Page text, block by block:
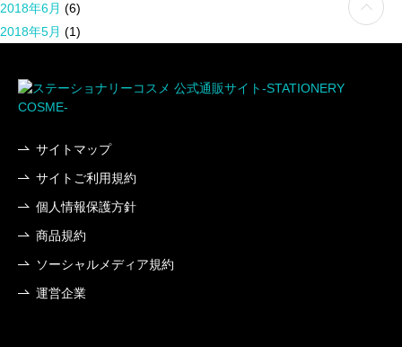
2018年6月 (6)
2018年5月 (1)
サイトマップ
サイトご利用規約
個人情報保護方針
商品規約
ソーシャルメディア規約
運営企業